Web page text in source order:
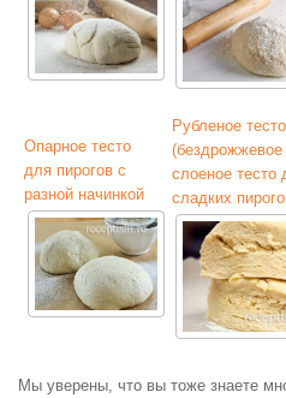
Опарное тесто
для пирогов с
разной начинкой
Рубленое тесто
(бездрожжевое
слоеное тесто
сладких
Мы уверены, что вы тоже знаете